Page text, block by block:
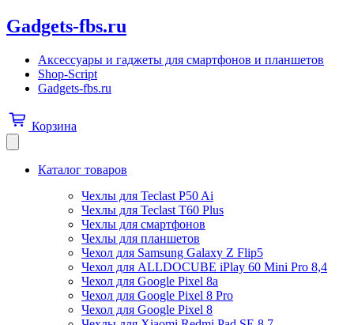
Gadgets-fbs.ru
Аксессуары и гаджеты для смартфонов и планшетов
Shop-Script
Gadgets-fbs.ru
Корзина
Каталог товаров
Чехлы для Teclast P50 Ai
Чехлы для Teclast T60 Plus
Чехлы для смартфонов
Чехлы для планшетов
Чехол для Samsung Galaxy Z Flip5
Чехол для ALLDOCUBE iPlay 60 Mini Pro 8,4
Чехол для Google Pixel 8a
Чехол для Google Pixel 8 Pro
Чехол для Google Pixel 8